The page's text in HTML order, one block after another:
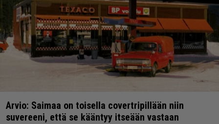
Arvio: Saimaa on toisella covertripillään niin
suvereeni, että se kääntyy itseään vastaan